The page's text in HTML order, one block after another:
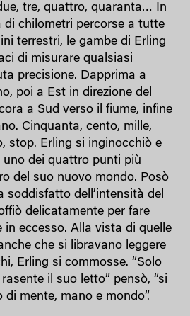
tre, quattro, quaranta… In
di chilometri percorse a tutte
terrestri, le gambe di Erling
di misurare qualsiasi
precisione. Dapprima a
poi a Est in direzione del
a Sud verso il fiume, infine
Cinquanta, cento, mille,
stop. Erling si inginocchiò e
dei quattro punti più
del suo nuovo mondo. Posò
soddisfatto dell’intensità del
delicatamente per fare
in eccesso. Alla vista di quelle
che si libravano leggere
Erling si commosse. “Solo
il suo letto” pensò, “si
mente, mano e mondo”.